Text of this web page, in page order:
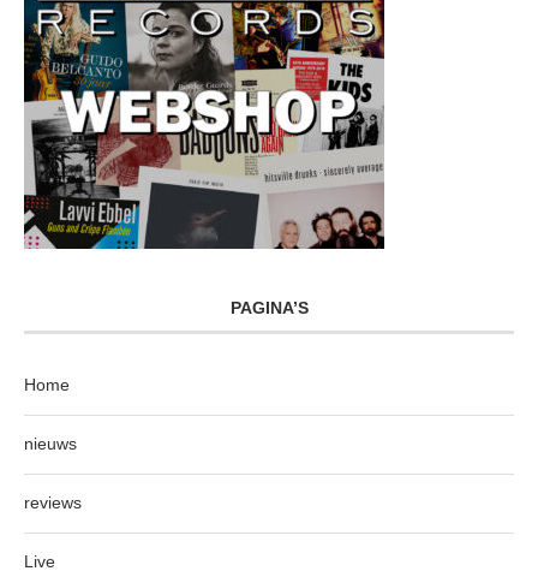
PAGINA’S
Home
nieuws
reviews
Live